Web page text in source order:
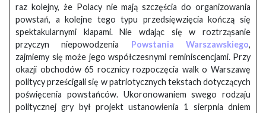
raz kolejny, że Polacy nie mają szczęścia do organizowania
powstań, a kolejne tego typu przedsięwzięcia kończą się
spektakularnymi klapami. Nie wdając się w roztrząsanie
przyczyn niepowodzenia Powstania Warszawskiego,
zajmiemy się może jego współczesnymi reminiscencjami. Przy
okazji obchodów 65 rocznicy rozpoczęcia walk o Warszawę
politycy prześcigali się w patriotycznych tekstach dotyczących
poświęcenia powstańców. Ukoronowaniem swego rodzaju
politycznej gry był projekt ustanowienia 1 sierpnia dniem